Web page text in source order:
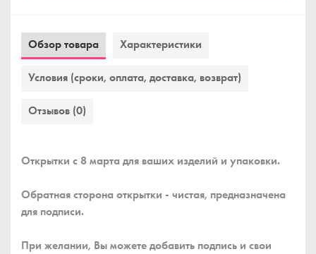
Обзор товара Характеристики
Условия (сроки, оплата, доставка, возврат)
Отзывов (0)
Открытки с 8 марта для ваших изделий и упаковки.
Обратная сторона открытки - чистая, предназначена
для подписи.
При желании, Вы можете добавить подпись и свои